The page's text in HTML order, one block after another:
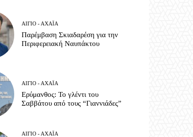
ΑΊΓΙΟ - ΑΧΑΪ́Α
Παρέμβαση Σκιαδαρέση για την
Περιφερειακή Ναυπάκτου
ΑΊΓΙΟ - ΑΧΑΪ́Α
Ερύμανθος: Το γλέντι του
Σαββάτου από τους “Γιαννιάδες”
ΑΊΓΙΟ - ΑΧΑΪ́Α